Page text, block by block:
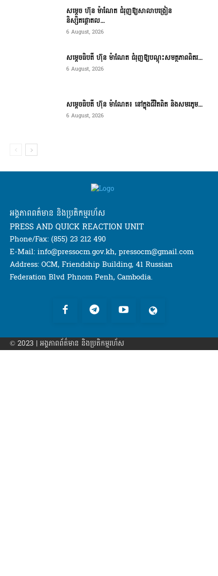
សម្តេច ហ៊ុន ម៉ាណែត ជំរុញឱ្យសាលាបង្រៀន
និស្សិតផ្តោតល...
6 August, 2026
សម្តេចធិបតី ហ៊ុន ម៉ាណែត ជំរុញឱ្យបណ្តុះសមត្ថភាពពិតរ...
6 August, 2026
សម្តេចធិបតី ហ៊ុន ម៉ាណែត៖ នៅក្នុងជីវិតពិត និងសមរភូម...
6 August, 2026
អង្គភាពពត៌មាន និងប្រតិកម្មរហ័ស
PRESS AND QUICK REACTION UNIT
Phone/Fax: (855) 23 212 490
E-Mail: info@pressocm.gov.kh, pressocm@gmail.com
Address: OCM, Friendship Building, 41 Russian
Federation Blvd Phnom Penh, Cambodia.
© 2023 | អង្គភាព​ព័ត៌មាន​ និងប្រតិកម្មរហ័ស